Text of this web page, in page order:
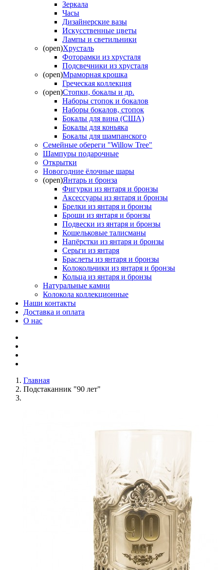
Зеркала
Часы
Дизайнерские вазы
Искусственные цветы
Лампы и светильники
(open)Хрусталь
Фоторамки из хрусталя
Подсвечники из хрусталя
(open)Мраморная крошка
Греческая коллекция
(open)Стопки, бокалы и др.
Наборы стопок и бокалов
Наборы бокалов, стопок
Бокалы для вина (США)
Бокалы для коньяка
Бокалы для шампанского
Семейные обереги "Willow Tree"
Шампуры подарочные
Открытки
Новогодние ёлочные шары
(open)Янтарь и бронза
Фигурки из янтаря и бронзы
Аксессуары из янтаря и бронзы
Брелки из янтаря и бронзы
Броши из янтаря и бронзы
Подвески из янтаря и бронзы
Кошельковые талисманы
Напёрстки из янтаря и бронзы
Серьги из янтаря
Браслеты из янтаря и бронзы
Колокольчики из янтаря и бронзы
Кольца из янтаря и бронзы
Натуральные камни
Колокола коллекционные
Наши контакты
Доставка и оплата
О нас
Главная
Подстаканник "90 лет"